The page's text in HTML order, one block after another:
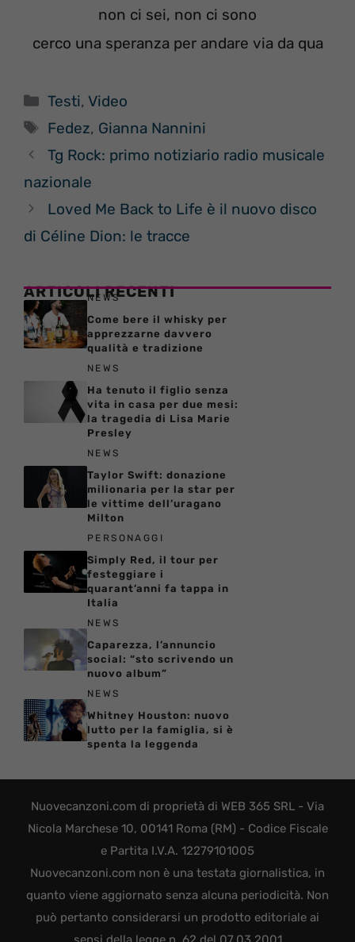
non ci sei, non ci sono
cerco una speranza per andare via da qua
Categorie
Testi,Video
Tag
Fedez, Gianna Nannini
Tg Rock: primo notiziario radio musicale
nazionale
Loved Me Back to Life è il nuovo disco
di Céline Dion: le tracce
ARTICOLI RECENTI
NEWS
Come bere il whisky per
apprezzarne davvero
qualità e tradizione
NEWS
Ha tenuto il figlio senza
vita in casa per due mesi:
la tragedia di Lisa Marie
Presley
NEWS
Taylor Swift: donazione
milionaria per la star per
le vittime dell’uragano
Milton
PERSONAGGI
Simply Red, il tour per
festeggiare i
quarant’anni fa tappa in
Italia
NEWS
Caparezza, l’annuncio
social: “sto scrivendo un
nuovo album”
NEWS
Whitney Houston: nuovo
lutto per la famiglia, si è
spenta la leggenda
Nuovecanzoni.com di proprietà di WEB 365 SRL - Via
Nicola Marchese 10, 00141 Roma (RM) - Codice Fiscale
e Partita I.V.A. 12279101005
Nuovecanzoni.com non è una testata giornalistica, in
quanto viene aggiornato senza alcuna periodicità. Non
può pertanto considerarsi un prodotto editoriale ai